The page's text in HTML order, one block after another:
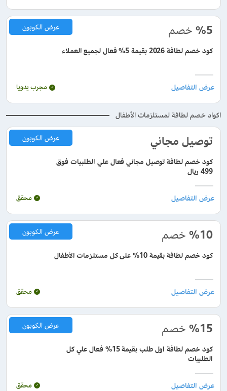
%5 خصم
كود خصم لطافة 2026 بقيمة 5% فعال لجميع العملاء
عرض الكوبون
مجرب يدويا
اكواد خصم لطافة لمستلزمات الأطفال
توصيل مجاني
كود خصم لطافة توصيل مجاني فعال علي الطلبيات فوق
499 ريال
عرض الكوبون
محقق
%10 خصم
كود خصم لطافة بقيمة 10% على كل مستلزمات الأطفال
عرض الكوبون
محقق
%15 خصم
كود خصم لطافة اول طلب بقيمة 15% فعال علي كل
الطلبيات
عرض الكوبون
محقق